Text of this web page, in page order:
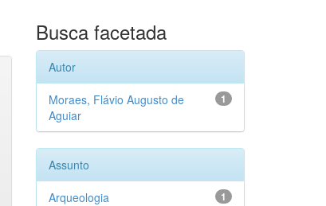
Busca facetada
Autor
1
Moraes, Flávio Augusto de
Aguiar
Assunto
1
Arqueologia